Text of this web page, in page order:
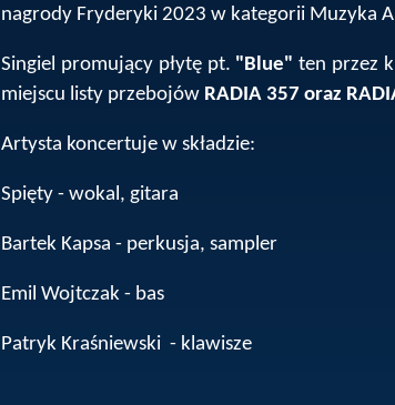
nagrody Fryderyki 2023 w kategorii Muzyka
Singiel promujący płytę pt. "Blue"ten przez
miejscu listy przebojów RADIA 357 oraz
Artysta koncertuje w składzie:
Spięty - wokal, gitara
Bartek Kapsa - perkusja, sampler
Emil Wojtczak - bas
Patryk Kraśniewski - klawisze